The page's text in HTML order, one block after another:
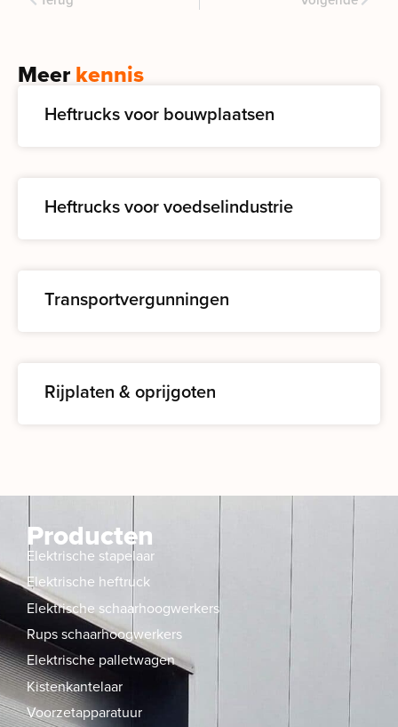
Meerkennis
Heftrucks voor bouwplaatsen
Heftrucks voor voedselindustrie
Transportvergunningen
Rijplaten & oprijgoten
Producten
Elektrische stapelaar
Elektrische heftruck
Elektrische schaarhoogwerkers
Rups schaarhoogwerkers
Elektrische palletwagen
Kistenkantelaar
Voorzetapparatuur